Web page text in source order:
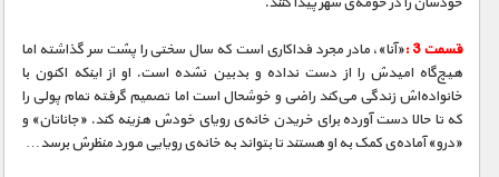
مستند های اختصاصی
قسمت 3 :
«آنا»، مادر مجرد فداکاری است که سال سختی را پشت سر گذاشته اما
هیچ‌گاه امیدش را از دست نداده و بدبین نشده است. او از اینکه اکنون با
‌خانواده‌اش زندگی می‎‌کند راضی و خوشحال است اما تصمیم گرفته تمام پولی را
که تا حالا ‌دست آورده برای خریدن خانه‌ی رویای خودش هزینه کند. «جاناتان» و
«درو» آماده‌ی کمک به او هستند تا بتواند به خانه‌ی رویایی مورد منظرش برسد…